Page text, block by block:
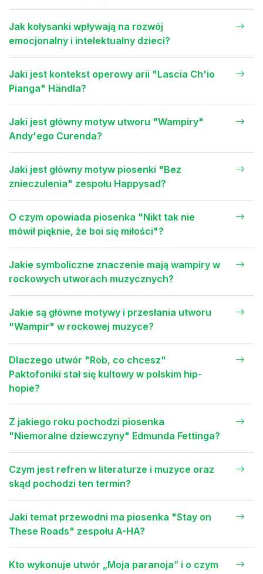
Jak kołysanki wpływają na rozwój
emocjonalny i intelektualny dzieci?
Jaki jest kontekst operowy arii "Lascia Ch'io
Pianga" Händla?
Jaki jest główny motyw utworu "Wampiry"
Andy'ego Curenda?
Jaki jest główny motyw piosenki "Bez
znieczulenia" zespołu Happysad?
O czym opowiada piosenka "Nikt tak nie
mówił pięknie, że boi się miłości"?
Jakie symboliczne znaczenie mają wampiry w
rockowych utworach muzycznych?
Jakie są główne motywy i przesłania utworu
"Wampir" w rockowej muzyce?
Dlaczego utwór "Rob, co chcesz"
Paktofoniki stał się kultowy w polskim hip-
hopie?
Z jakiego roku pochodzi piosenka
"Niemoralne dziewczyny" Edmunda Fettinga?
Czym jest refren w literaturze i muzyce oraz
skąd pochodzi ten termin?
Jaki temat przewodni ma piosenka "Stay on
These Roads" zespołu A-HA?
Kto wykonuje utwór „Moja paranoja” i o czym